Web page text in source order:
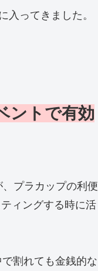
入ってきました。
ントで有効
プラカップの利便
ィングする時に活
割れても金銭的な